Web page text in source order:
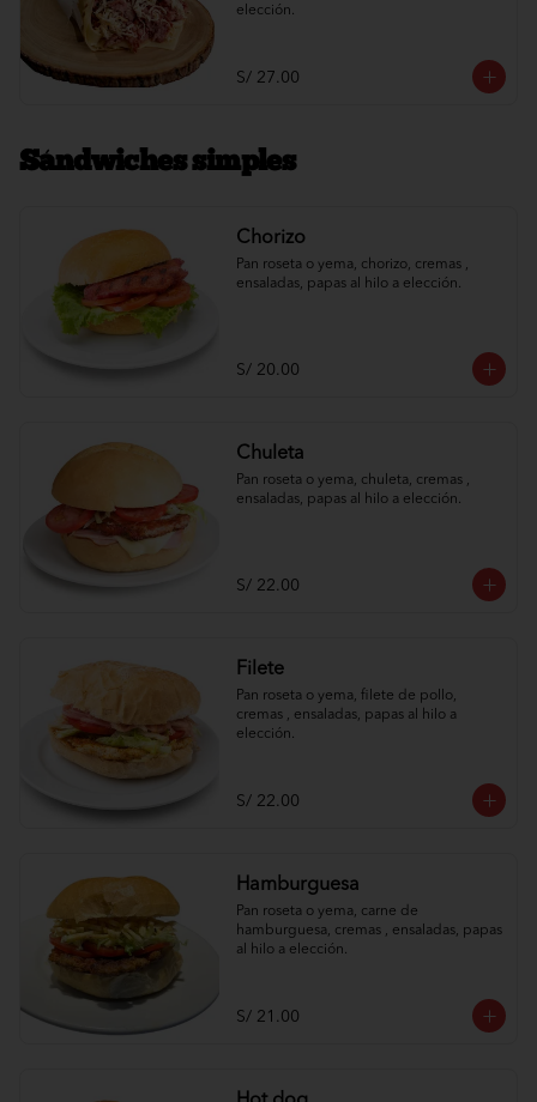
elección.
S/ 27.00
Sándwiches simples
Chorizo
Pan roseta o yema, chorizo, cremas ,
ensaladas, papas al hilo a elección.
S/ 20.00
Chuleta
Pan roseta o yema, chuleta, cremas ,
ensaladas, papas al hilo a elección.
S/ 22.00
Filete
Pan roseta o yema, filete de pollo,
cremas , ensaladas, papas al hilo a
elección.
S/ 22.00
Hamburguesa
Pan roseta o yema, carne de
hamburguesa, cremas , ensaladas, papas
al hilo a elección.
S/ 21.00